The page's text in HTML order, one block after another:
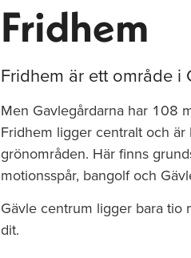
Fridhem
Fridhem är ett område i
Men Gavlegårdarna har 108
Fridhem ligger centralt och
grönområden. Här finns
motionsspår, bangolf och
Gävle centrum ligger bara
dit.